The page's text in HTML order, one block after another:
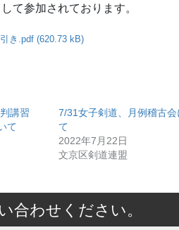
て参加されております。
き.pdf
講習
て
7/31女子剣道、月例稽古
て
2022年7月22日
文京区剣道連盟
合わせください。